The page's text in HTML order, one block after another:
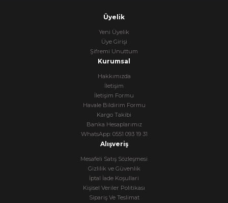
Üyelik
Yeni Üyelik
Üye Girişi
Şifremi Unuttum
Kurumsal
Hakkımızda
İletişim
İletişim Formu
Havale Bildirim Formu
Kargo Takibi
Banka Hesaplarımız
WhatsApp: 0551 093 19 31
Alışveriş
Mesafeli Satış Sözleşmesi
Gizlilik ve Güvenlik
İptal İade Koşullari
Kişisel Veriler Politikası
Sipariş Ve Teslimat